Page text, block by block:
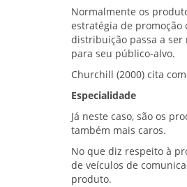
Normalmente os
estratégia de promoção
distribuição passa a
para seu público-alvo.
Churchill (2000) cita
Especialidade
Já neste caso, são os
também mais caros.
No que diz respeito à
de veículos de
produto.